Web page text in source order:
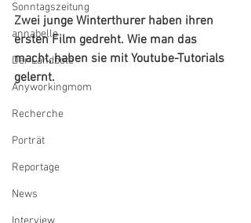
Sonntagszeitung
annabelle
Der Landbote
Anyworkingmom
Recherche
Porträt
Reportage
News
Zwei junge Winterthurer haben ihren
ersten Film gedreht. Wie man das
macht, haben sie mit Youtube-Tutorials
gelernt.